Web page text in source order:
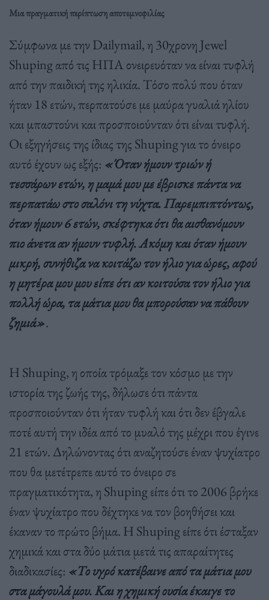
Μια πραγματική περίπτωση αποτεμνοφιλίας
Σύμφωνα με την Dailymail, η 30χρονη Jewel
Shuping από τις ΗΠΑ ονειρευόταν να είναι τυφλή
από την παιδική της ηλικία. Τόσο πολύ που όταν
ήταν 18 ετών, περπατούσε με μαύρα γυαλιά ηλίου
και μπαστούνι και προσποιούνταν ότι είναι τυφλή.
Οι εξηγήσεις της ίδιας της Shuping για το όνειρο
αυτό έχουν ως εξής: «Όταν ήμουν τριών ή
τεσσάρων ετών, η μαμά μου με έβρισκε πάντα να
περπατάω στο σαλόνι τη νύχτα. Παρεμπιπτόντως,
όταν ήμουν 6 ετών, σκέφτηκα ότι θα αισθανόμουν
πιο άνετα αν ήμουν τυφλή. Ακόμη και όταν ήμουν
μικρή, συνήθιζα να κοιτάζω τον ήλιο για ώρες, αφού
η μητέρα μου μου είπε ότι αν κοιτούσα τον ήλιο για
πολλή ώρα, τα μάτια μου θα μπορούσαν να πάθουν
ζημιά».
Η Shuping, η οποία τρόμαξε τον κόσμο με την
ιστορία της ζωής της, δήλωσε ότι πάντα
προσποιούνταν ότι ήταν τυφλή και ότι δεν έβγαλε
ποτέ αυτή την ιδέα από το μυαλό της μέχρι που έγινε
21 ετών. Δηλώνοντας ότι αναζητούσε έναν ψυχίατρο
που θα μετέτρεπε αυτό το όνειρο σε
πραγματικότητα, η Shuping είπε ότι το 2006 βρήκε
έναν ψυχίατρο που δέχτηκε να τον βοηθήσει και
έκαναν το πρώτο βήμα. Η Shuping είπε ότι έσταξαν
χημικά και στα δύο μάτια μετά τις απαραίτητες
διαδικασίες: «Το υγρό κατέβαινε από τα μάτια μου
στα μάγουλά μου. Και η χημική ουσία έκαιγε το